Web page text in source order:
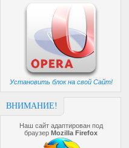
Установить блок на свой Сайт!
ВНИМАНИЕ!
Наш сайт адаптирован под
браузерMozilla Firefox